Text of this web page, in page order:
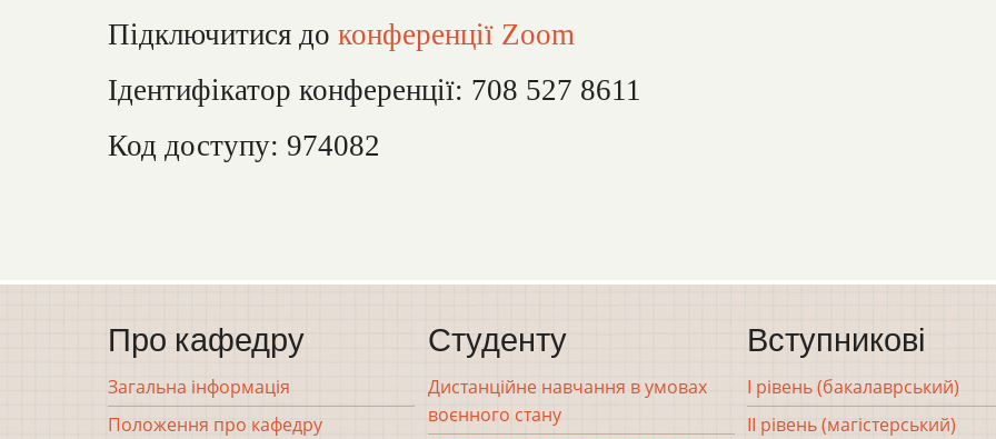
Підключитися до конференції Zoom
Ідентифікатор конференції: 708 527 8611
Код доступу: 974082
Про кафедру
Загальна інформація
Положення про кафедру
Студенту
Дистанційне навчання в умовах
воєнного стану
Вступникові
І рівень (бакалаврський)
ІІ рівень (магістерський)